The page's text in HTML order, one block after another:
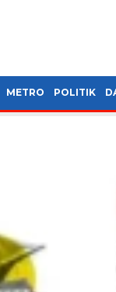
METRO POLITIK